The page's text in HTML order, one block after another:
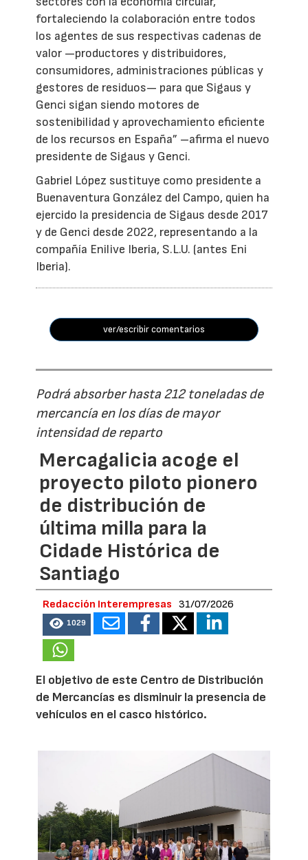
fortaleciendo la colaboración entre todos
los agentes de sus respectivas cadenas de
valor —productores y distribuidores,
consumidores, administraciones públicas y
gestores de residuos— para que Sigaus y
Genci sigan siendo motores de
sostenibilidad y aprovechamiento eficiente
de los recursos en España” –afirma el nuevo
presidente de Sigaus y Genci.
Gabriel López sustituye como presidente a
Buenaventura González del Campo, quien ha
ejercido la presidencia de Sigaus desde 2017
y de Genci desde 2022, representando a la
compañía Enilive Iberia, S.L.U. (antes Eni
Iberia).
ver/escribir comentarios
Podrá absorber hasta 212 toneladas de
mercancía en los días de mayor
intensidad de reparto
Mercagalicia acoge el
proyecto piloto pionero
de distribución de
última milla para la
Cidade Histórica de
Santiago
Redacción Interempresas 31/07/2026
1029
El objetivo de este Centro de Distribución
de Mercancías es disminuir la presencia de
vehículos en el casco histórico.